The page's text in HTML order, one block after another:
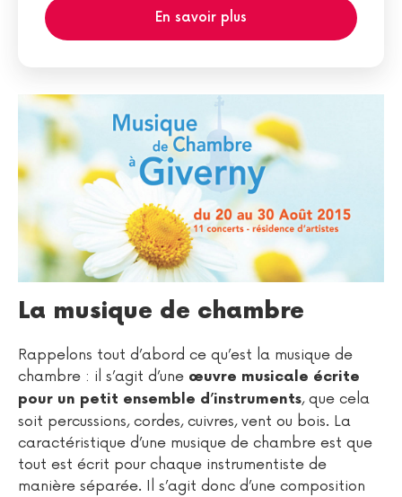
En savoir plus
La musique de chambre
Rappelons tout d’abord ce qu’est la musique de
chambre : il s’agit d’une œuvre musicale écrite
pour un petit ensemble d’instruments, que cela
soit percussions, cordes, cuivres, vent ou bois. La
caractéristique d’une musique de chambre est que
tout est écrit pour chaque instrumentiste de
manière séparée. Il s’agit donc d’une composition